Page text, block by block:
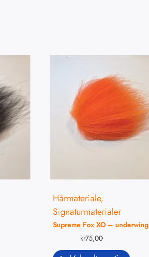
Hårmateriale,
Signaturmaterialer
Supreme Fox XO – underwing
kr75,00